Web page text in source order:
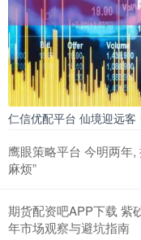
仁信优配平台 仙境迎远
鹰眼策略平台 今明两年,
麻烦”
期货配资吧APP下载 紫
年市场观察与避坑指南